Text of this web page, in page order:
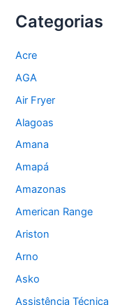
Categorias
Acre
AGA
Air Fryer
Alagoas
Amana
Amapá
Amazonas
American Range
Ariston
Arno
Asko
Assistência Técnica